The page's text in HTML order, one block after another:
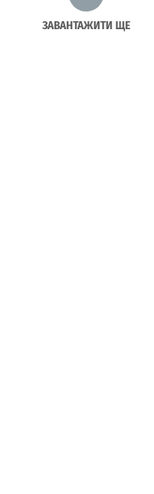
ЗАВАНТАЖИТИ ЩЕ